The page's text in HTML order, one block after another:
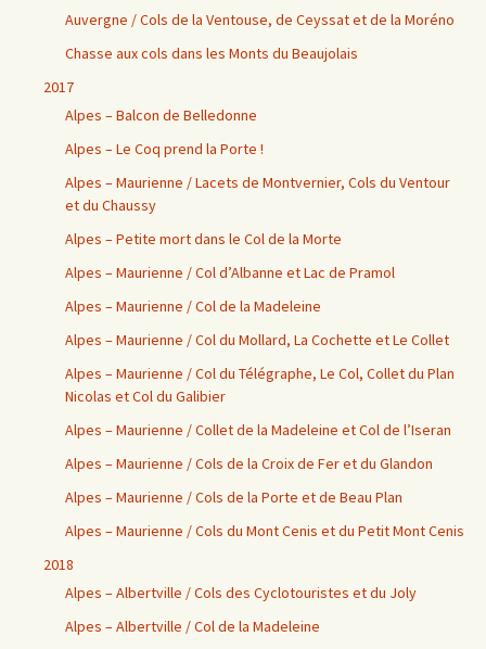
Auvergne / Cols de la Ventouse, de Ceyssat et de la Moréno
Chasse aux cols dans les Monts du Beaujolais
2017
Alpes – Balcon de Belledonne
Alpes – Le Coq prend la Porte !
Alpes – Maurienne / Lacets de Montvernier, Cols du Ventour
et du Chaussy
Alpes – Petite mort dans le Col de la Morte
Alpes – Maurienne / Col d’Albanne et Lac de Pramol
Alpes – Maurienne / Col de la Madeleine
Alpes – Maurienne / Col du Mollard, La Cochette et Le Collet
Alpes – Maurienne / Col du Télégraphe, Le Col, Collet du Plan
Nicolas et Col du Galibier
Alpes – Maurienne / Collet de la Madeleine et Col de l’Iseran
Alpes – Maurienne / Cols de la Croix de Fer et du Glandon
Alpes – Maurienne / Cols de la Porte et de Beau Plan
Alpes – Maurienne / Cols du Mont Cenis et du Petit Mont Cenis
2018
Alpes – Albertville / Cols des Cyclotouristes et du Joly
Alpes – Albertville / Col de la Madeleine